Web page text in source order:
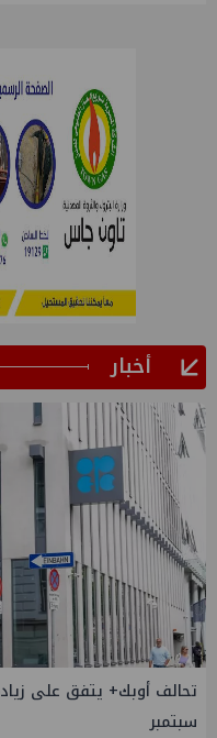
أخبار
إسدال الستار على النسخة
والصناعة 2026" بنجاح